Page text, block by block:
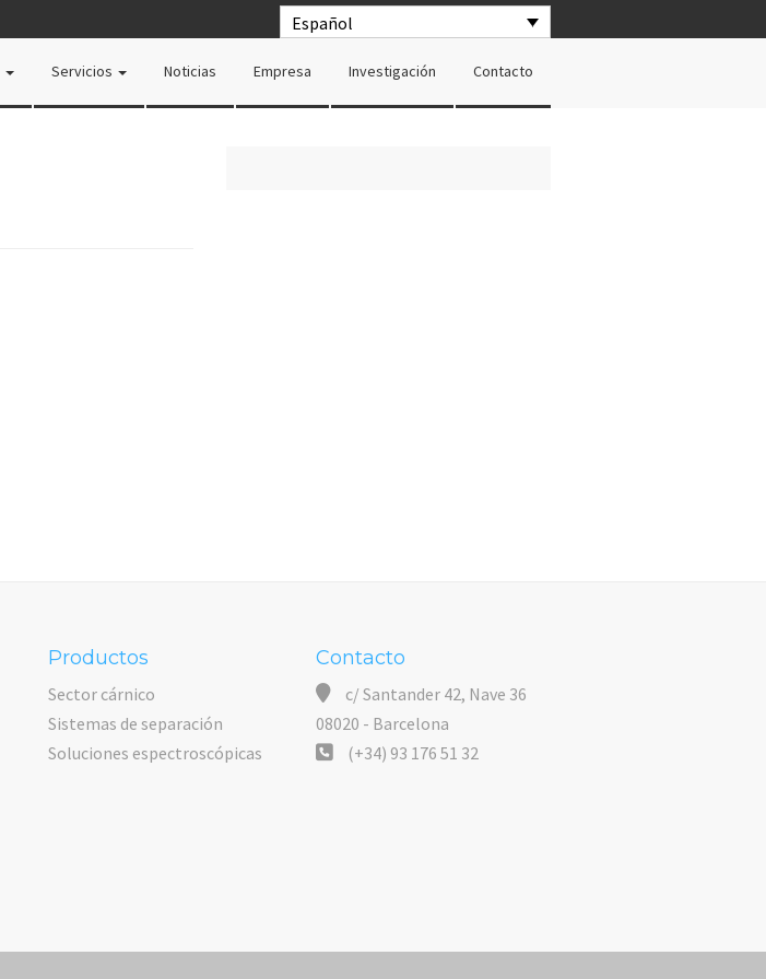
Español
Servicios Noticias Empresa Investigación Contacto
Productos
Sector cárnico
Sistemas de separación
Soluciones espectroscópicas
Contacto
c/ Santander 42, Nave 36
08020 - Barcelona
(+34) 93 176 51 32